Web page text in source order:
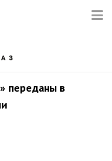
переданы в